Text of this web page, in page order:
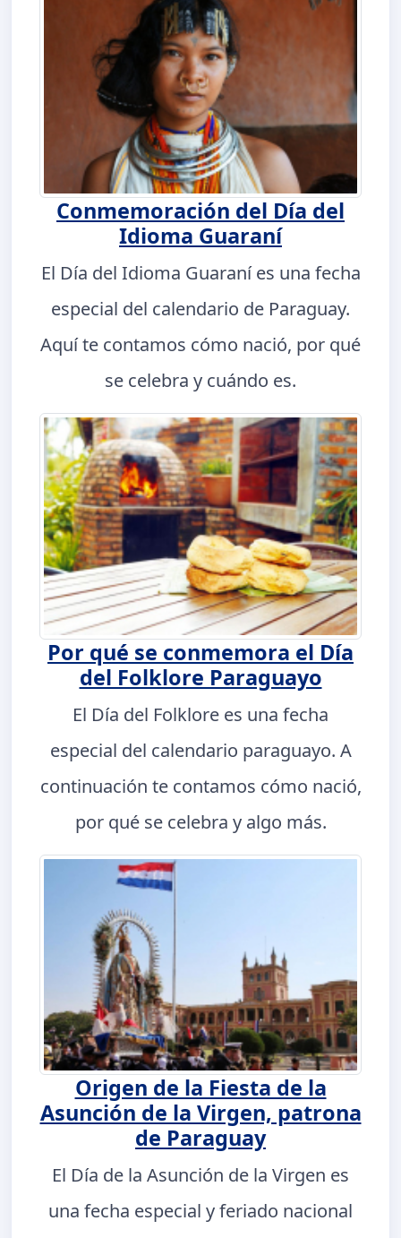
Conmemoración del Día del
Idioma Guaraní
El Día del Idioma Guaraní es una fecha
especial del calendario de Paraguay.
Aquí te contamos cómo nació, por qué
se celebra y cuándo es.
Por qué se conmemora el Día
del Folklore Paraguayo
El Día del Folklore es una fecha
especial del calendario paraguayo. A
continuación te contamos cómo nació,
por qué se celebra y algo más.
Origen de la Fiesta de la
Asunción de la Virgen, patrona
de Paraguay
El Día de la Asunción de la Virgen es
una fecha especial y feriado nacional